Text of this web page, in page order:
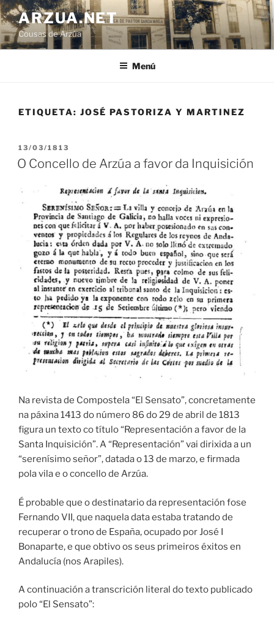
Ir
o
contido
ARZUA.NET
Cousas de Arzúa
Menú
ETIQUETA: JOSÉ PASTORIZA Y MARTINEZ
PUBLICADO
EN
13/03/1813
O Concello de Arzúa a favor da Inquisición
Na revista de Compostela “El Sensato”, concretamente
na páxina 1413 do número 86 do 29 de abril de 1813
figura un texto co título “Representación a favor de la
Santa Inquisición”. A “Representación” vai dirixida a un
“serenísimo señor”, datada o 13 de marzo, e firmada
pola vila e o concello de Arzúa.
É probable que o destinatario da representación fose
Fernando VII, que naquela data estaba tratando de
recuperar o trono de España, ocupado por José I
Bonaparte, e que obtivo os seus primeiros éxitos en
Andalucía (nos Arapiles).
A continuación a transcrición literal do texto publicado
polo “El Sensato”: